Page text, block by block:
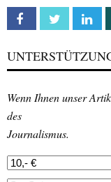
Facebook Twitter
Wenn Ihnen unser
des
Journalismus.